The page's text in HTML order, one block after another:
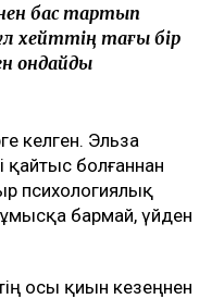
бас тартып
хейттің тағы бір
ондайды
келген. Эльза
қайтыс болғаннан
психологиялық
бармай, үйден
осы қиын кезеңнен